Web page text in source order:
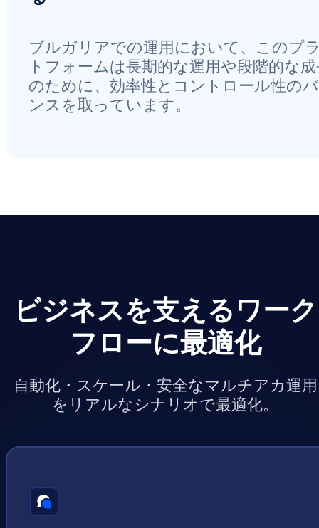
ブルガリアでの運用において、このプ
トフォームは長期的な運用や段階的な
のために、効率性とコントロール性の
ンスを取っています。
ビジネスを支えるワーク
フローに最適化
自動化・スケール・安全なマルチアカ運用
をリアルなシナリオで最適化。